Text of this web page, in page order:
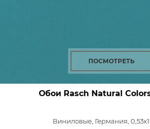
ПОСМОТРЕТЬ
Обои Rasch Natural
Виниловые, Германия,